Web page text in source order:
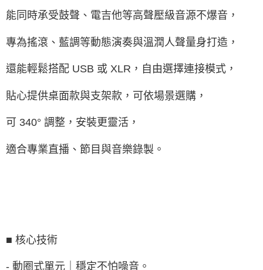
能同時承受鼓聲、電吉他等高聲壓級音源不爆音，
專為搖滾、藍調等動態演奏與溫潤人聲量身打造，
還能輕鬆搭配 USB 或 XLR，自由選擇連接模式，
貼心提供桌面款與支架款，可依場景選購，
可 340° 調整，安裝更靈活，
適合專業直播、節目與音樂錄製。
■ 核心技術
- 動圈式單元｜穩定不怕噪音。